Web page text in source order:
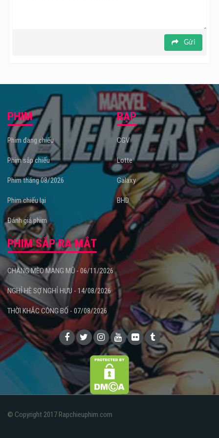
Gửi
PHIM
Phim đang chiếu
Phim sắp chiếu
Phim tháng 08/2026
Phim chiếu lại
Đánh giá phim
RẠP
CGV
Lotte
Galaxy
BHD
PHIM SẮP RA MẮT
CHÀNG MÈO MANG MŨ - 06/11/2026
NGHỈ HÈ SỢ NGHỈ HƯU - 14/08/2026
THỜI KHẮC CÔNG BỐ - 07/08/2026
© Copyright 2017 Rapchieuphim.com